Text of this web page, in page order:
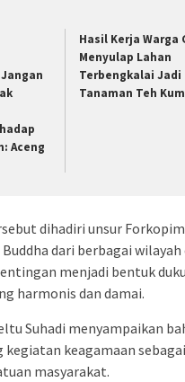
Aceng
Hasil Kerja Warga
Menyulap Lahan
Terbengkalai Jadi
Tanaman Teh
dihadiri unsur
dari berbagai wilayah
menjadi bentuk
harmonis dan damai.
Suhadi menyampaikan
keagamaan
masyarakat.